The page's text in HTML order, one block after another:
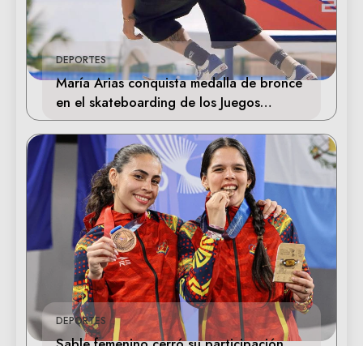
DEPORTES
María Arias conquista medalla de bronce
en el skateboarding de los Juegos
Centroamericanos
DEPORTES